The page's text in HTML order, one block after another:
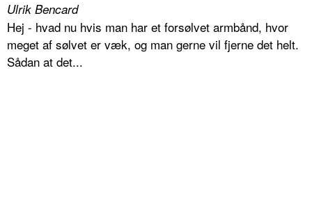
Ulrik Bencard
Hej - hvad nu hvis man har et forsølvet armbånd, hvor
meget af sølvet er væk, og man gerne vil fjerne det helt.
Sådan at det...